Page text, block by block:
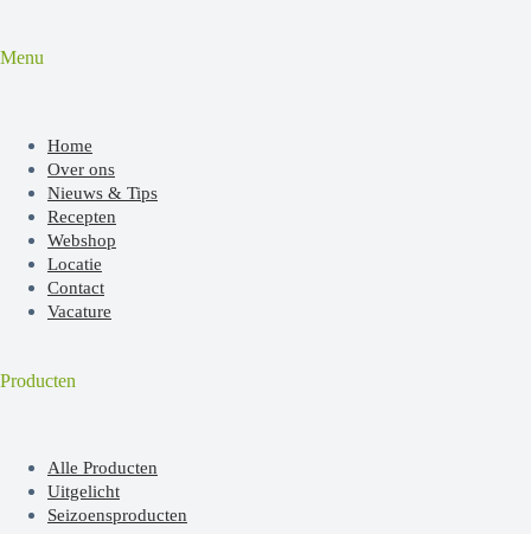
Menu
Home
Over ons
Nieuws & Tips
Recepten
Webshop
Locatie
Contact
Vacature
Producten
Alle Producten
Uitgelicht
Seizoensproducten